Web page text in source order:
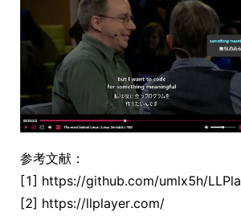
参考文献：
[1] https://github.com/umlx5h/
[2] https://llplayer.com/